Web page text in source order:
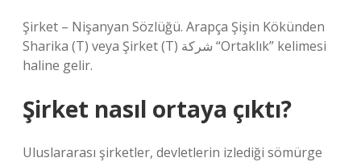
Şirket – Nişanyan Sözlüğü. Arapça Şişin Kökünden
Sharika (T) veya Şirket (T) شركة “Ortaklık” kelimesi
haline gelir.
Şirket nasıl ortaya çıktı?
Uluslararası şirketler, devletlerin izlediği sömürge